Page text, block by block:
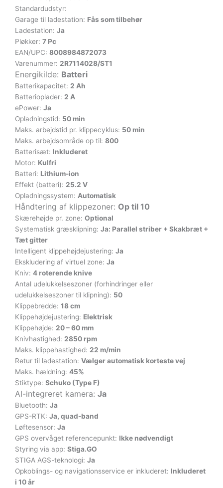
Standardudstyr:
Garage til ladestation: Fås som tilbehør
Ladestation: Ja
Pløkker: 7 Pc
EAN/UPC: 8008984872073
Varenummer: 2R7114028/ST1
Energikilde: Batteri
Batterikapacitet: 2 Ah
Batterioplader: 2 A
ePower: Ja
Opladningstid: 50 min
Maks. arbejdstid pr. klippecyklus: 50 min
Maks. arbejdsområde op til: 800
Batterisæt: Inkluderet
Motor: Kulfri
Batteri: Lithium-ion
Effekt (batteri): 25.2 V
Opladningssystem: Automatisk
Håndtering af klippezoner: Op til 10
Skærehøjde pr. zone: Optional
Systematisk græsklipning: Ja: Parallel striber + Skakbræt +
Tæt gitter
Intelligent klippehøjdejustering: Ja
Ekskludering af virtuel zone: Ja
Kniv: 4 roterende knive
Antal udelukkelseszoner (forhindringer eller
udelukkelseszoner til klipning): 50
Klippebredde: 18 cm
Klippehøjdejustering: Elektrisk
Klippehøjde: 20 – 60 mm
Knivhastighed: 2850 rpm
Maks. klippehastighed: 22 m/min
Retur til ladestation: Vælger automatisk korteste vej
Maks. hældning: 45%
Stiktype: Schuko (Type F)
AI-integreret kamera: Ja
Bluetooth: Ja
GPS-RTK: Ja, quad-band
Løftesensor: Ja
GPS overvåget referencepunkt: Ikke nødvendigt
Styring via app: Stiga.GO
STIGA AGS-teknologi: Ja
Opkoblings- og navigationsservice er inkluderet: Inkluderet
i 10 år